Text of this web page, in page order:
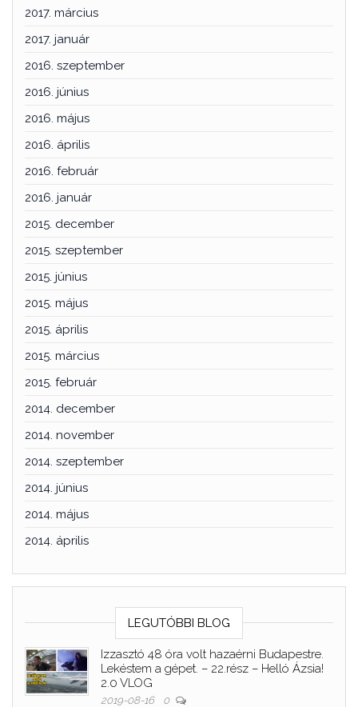
2017. március
2017. január
2016. szeptember
2016. június
2016. május
2016. április
2016. február
2016. január
2015. december
2015. szeptember
2015. június
2015. május
2015. április
2015. március
2015. február
2014. december
2014. november
2014. szeptember
2014. június
2014. május
2014. április
LEGUTÓBBI BLOG
Izzasztó 48 óra volt hazaérni Budapestre.
Lekéstem a gépet. – 22.rész – Helló Ázsia!
2.0 VLOG
2019-08-16 0